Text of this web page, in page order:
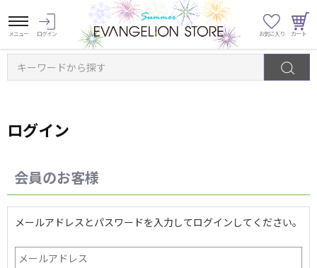
キーワードから探す
ログイン
会員のお客様
メールアドレスとパスワードを入力してログインしてください。